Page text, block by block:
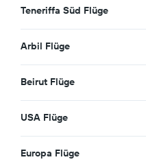
Teneriffa Süd Flüge
Arbil Flüge
Beirut Flüge
USA Flüge
Europa Flüge